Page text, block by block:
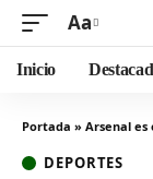
Aa
Inicio
Portada » Arsenal es
DEPORTES